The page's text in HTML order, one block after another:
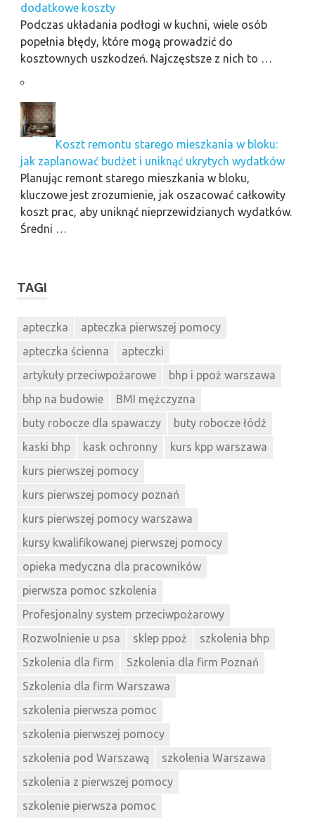
dodatkowe koszty
Podczas układania podłogi w kuchni, wiele osób
popełnia błędy, które mogą prowadzić do
kosztownych uszkodzeń. Najczęstsze z nich to …
Koszt remontu starego mieszkania w bloku:
jak zaplanować budżet i uniknąć ukrytych wydatków
Planując remont starego mieszkania w bloku,
kluczowe jest zrozumienie, jak oszacować całkowity
koszt prac, aby uniknąć nieprzewidzianych wydatków.
Średni …
TAGI
apteczka
apteczka pierwszej pomocy
apteczka ścienna
apteczki
artykuły przeciwpożarowe
bhp i ppoż warszawa
bhp na budowie
BMI mężczyzna
buty robocze dla spawaczy
buty robocze łódź
kaski bhp
kask ochronny
kurs kpp warszawa
kurs pierwszej pomocy
kurs pierwszej pomocy poznań
kurs pierwszej pomocy warszawa
kursy kwalifikowanej pierwszej pomocy
opieka medyczna dla pracowników
pierwsza pomoc szkolenia
Profesjonalny system przeciwpożarowy
Rozwolnienie u psa
sklep ppoż
szkolenia bhp
Szkolenia dla firm
Szkolenia dla firm Poznań
Szkolenia dla firm Warszawa
szkolenia pierwsza pomoc
szkolenia pierwszej pomocy
szkolenia pod Warszawą
szkolenia Warszawa
szkolenia z pierwszej pomocy
szkolenie pierwsza pomoc